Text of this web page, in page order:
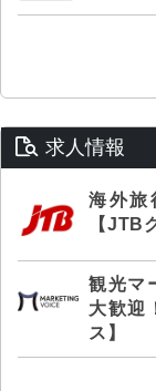
求人情報
海外旅
【JTB
観光マ
大歓迎
ス】